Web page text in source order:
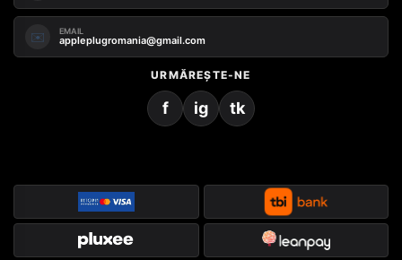
✉️ EMAIL
appleplugromania@gmail.com
URMĂREȘTE-NE
f ig tk